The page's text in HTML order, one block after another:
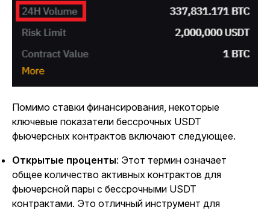
Помимо ставки финансирования, некоторые
ключевые показатели бессрочных USDT
фьючерсных контрактов включают следующее.
Открытые проценты: Этот термин означает
общее количество активных контрактов для
фьючерсной пары с бессрочными USDT
контрактами. Это отличный инструмент для